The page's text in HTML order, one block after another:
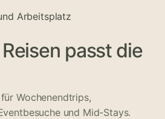
Arbeitsplatz
passt die
Wochenendtrips,
und Mid-Stays.